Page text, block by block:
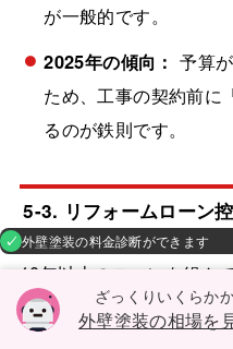
外壁塗装の料金診断ができます
ざっくりいくらか
外壁塗装の相場を
が一般的です。
2025年の傾向： 予算
ため、工事の契約前に
るのが鉄則です。
5-3. リフォームローン
10年以上のローンを組ん
を行うと、確定申告によ
場合があります。平米単